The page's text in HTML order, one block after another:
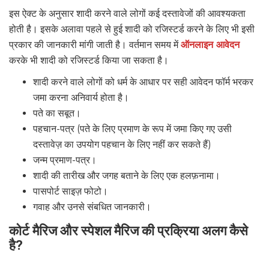
इस ऐक्ट के अनुसार शादी करने वाले लोगों कई दस्तावेजों की आवश्यकता
होती है। इसके अलावा पहले से हुई शादी को रजिस्टर्ड करने के लिए भी इसी
प्रकार की जानकारी मांगी जाती है। वर्तमान समय मेंऑनलाइन आवेदन
करके भी शादी को रजिस्टर्ड किया जा सकता है।
शादी करने वाले लोगों को धर्म के आधार पर सही आवेदन फॉर्म भरकर
जमा करना अनिवार्य होता है।
पते का सबूत।
पहचान-पत्र (पते के लिए प्रमाण के रूप में जमा किए गए उसी
दस्तावेज़ का उपयोग पहचान के लिए नहीं कर सकते हैं)
जन्म प्रमाण-पत्र।
शादी की तारीख और जगह बताने के लिए एक हलफ़नामा।
पासपोर्ट साइज़ फोटो।
गवाह और उनसे संबधित जानकारी।
कोर्ट मैरिज और स्पेशल मैरिज की प्रक्रिया अलग कैसे
है?